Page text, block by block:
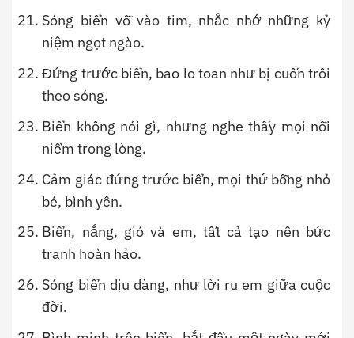
Sóng biển vỗ vào tim, nhắc nhớ những kỷ
niệm ngọt ngào.
Đứng trước biển, bao lo toan như bị cuốn trôi
theo sóng.
Biển không nói gì, nhưng nghe thấy mọi nỗi
niềm trong lòng.
Cảm giác đứng trước biển, mọi thứ bỗng nhỏ
bé, bình yên.
Biển, nắng, gió và em, tất cả tạo nên bức
tranh hoàn hảo.
Sóng biển dịu dàng, như lời ru em giữa cuộc
đời.